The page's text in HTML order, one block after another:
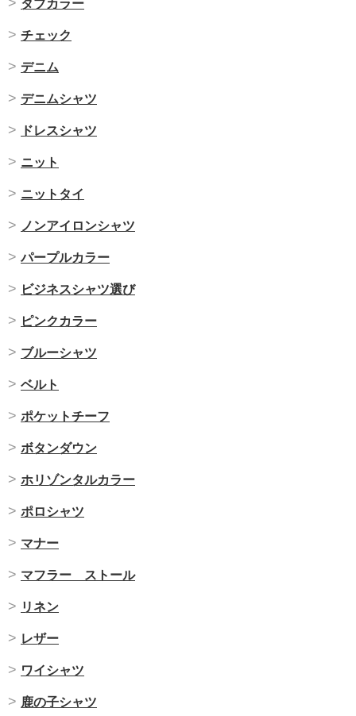
タブカラー
チェック
デニム
デニムシャツ
ドレスシャツ
ニット
ニットタイ
ノンアイロンシャツ
パープルカラー
ビジネスシャツ選び
ピンクカラー
ブルーシャツ
ベルト
ポケットチーフ
ボタンダウン
ホリゾンタルカラー
ポロシャツ
マナー
マフラー ストール
リネン
レザー
ワイシャツ
鹿の子シャツ